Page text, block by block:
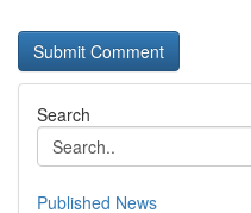
Search
Published News